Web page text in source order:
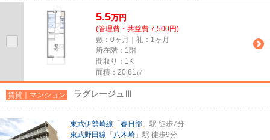
5.5万円
(管理費・共益費 7,500円)
敷：0ヶ月｜礼：1ヶ月
所在階：1階
間取り：1K
面積：20.81㎡
賃貸｜マンション ラグレージュⅢ
東武伊勢崎線 「 春日部 」駅 徒歩7分
東武野田線 「 八木崎 」駅 徒歩9分